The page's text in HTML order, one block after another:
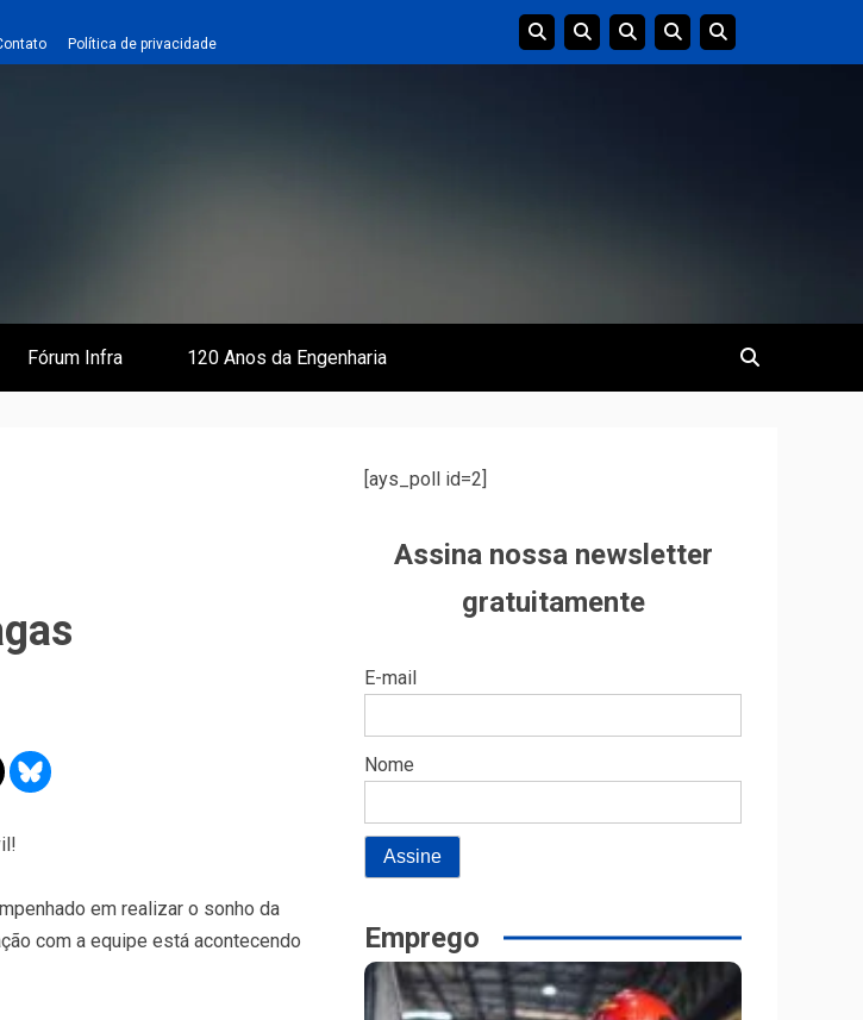
Política de privacidade
Fórum Infra 120 Anos da Engenharia
em realizar o sonho da
com a equipe está acontecendo
[ays_poll id=2]
Assina nossa newsletter
gratuitamente
E-mail
Nome
Emprego